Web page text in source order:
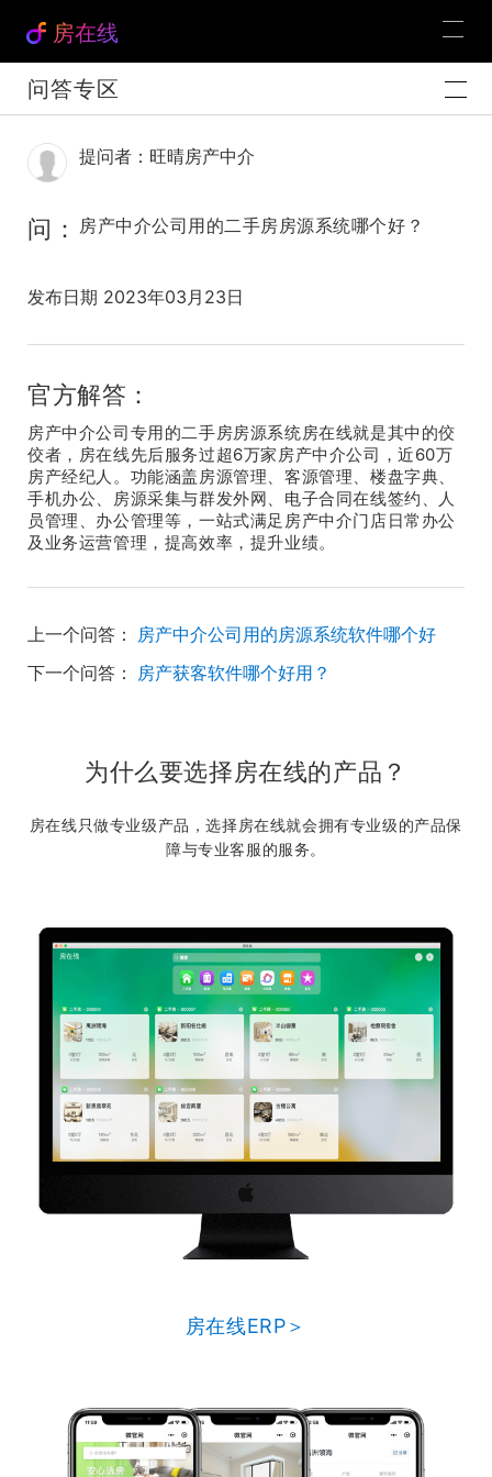
房在线
问答专区
提问者：旺晴房产中介
问： 房产中介公司用的二手房房源系统哪个好？
发布日期 2023年03月23日
官方解答：
房产中介公司专用的二手房房源系统房在线就是其中的佼
佼者，房在线先后服务过超6万家房产中介公司，近60万
房产经纪人。功能涵盖房源管理、客源管理、楼盘字典、
手机办公、房源采集与群发外网、电子合同在线签约、人
员管理、办公管理等，一站式满足房产中介门店日常办公
及业务运营管理，提高效率，提升业绩。
上一个问答： 房产中介公司用的房源系统软件哪个好
下一个问答： 房产获客软件哪个好用？
为什么要选择房在线的产品？
房在线只做专业级产品，选择房在线就会拥有专业级的产品保
障与专业客服的服务。
房在线ERP＞